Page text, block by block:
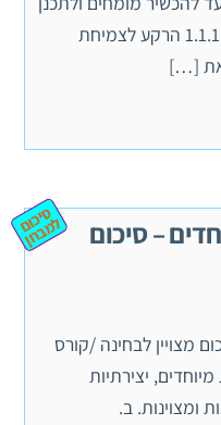
ת"ל במערכות החינוך והלמידה. 1.1.1 הרקע לצמיחת
את […]
– סיכום
ס
יכ
ום ל
מ
ב
ח
ן
מצויין לבחינה /קורס
יצירתיות
ומצוינות. ב.